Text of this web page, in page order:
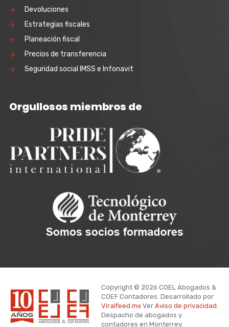
Devoluciones
Estrategias fiscales
Planeación fiscal
Precios de transferencia
Seguridad social IMSS e Infonavit
Orgullosos miembros de
Copyright © 2026 COEL Abogados &
COEF Contadores. Desarrollado por
Viralfeed.mxVer Aviso de privacidad.
Despacho de abogados y
contadores en Monterrey.